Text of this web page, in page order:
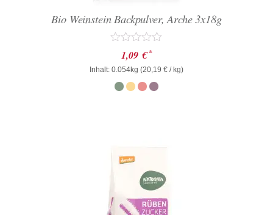
Bio Weinstein Backpulver, Arche 3x18g
Bewertet
mit
0
von
5
1,09 € *
Inhalt: 0.054kg (20,19 € / kg)